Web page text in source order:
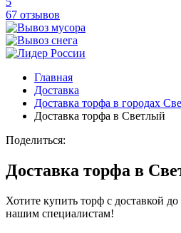
67 отзывов
Главная
Доставка
Доставка торфа в городах
Доставка торфа в Светлый
Поделиться:
Доставка торфа в
Хотите купить торф с доставкой
нашим специалистам!